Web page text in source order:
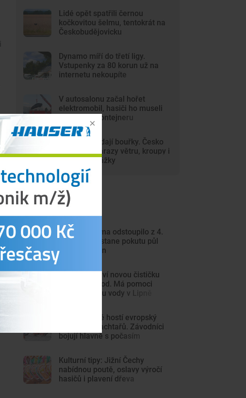
Lidé opět spatřili černou
kočkovitou šelmu, tentokrát na
Českobudějovicku
Dynamo míří do třetí ligy.
Vstupenky za 80 korun už na
internetu nekoupíte
V autosalonu začal hořet
elektromobil, hasiči ho museli
ponořit do kontejneru
Vedra vystřídají bouřky. Česko
zasáhnou nárazy větru, kroupy i
přívalové srážky
Nejnovější články
Béčko Dynama odstoupilo z 4.
ligy. Klub dostane pokutu půl
milionu korun
Volary postaví novou čističku
odpadních vod. Má pomoci
zlepšit kvalitu vody v Lipně
Lipno poprvé hostí evropský
šampionát jachtařů. Závodníci
bojují hlavně s počasím
Kulturní tipy: Jižní Čechy
nabídnou poutě, oslavy výročí
hasičů i plavení dřeva